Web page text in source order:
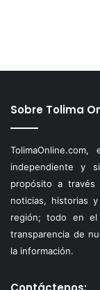
Sobre Tolima
independiente y
propósito a
noticias, historias
región; todo en el
transparencia de
la información.